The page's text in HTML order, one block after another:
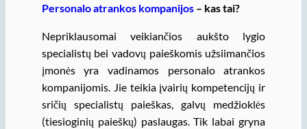
Personalo atrankos kompanijos – kas tai?
Nepriklausomai veikiančios aukšto lygio
specialistų bei vadovų paieškomis užsiimančios
įmonės yra vadinamos personalo atrankos
kompanijomis. Jie teikia įvairių kompetencijų ir
sričių specialistų paieškas, galvų medžioklės
(tiesioginių paieškų) paslaugas. Tik labai gryna